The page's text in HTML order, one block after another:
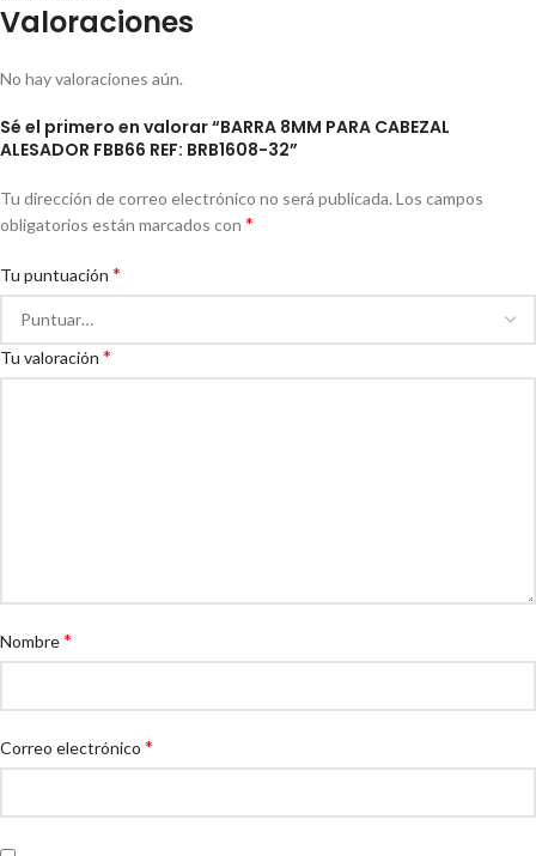
Valoraciones
No hay valoraciones aún.
Sé el primero en valorar “BARRA 8MM PARA CABEZAL
ALESADOR FBB66 REF: BRB1608-32”
Tu dirección de correo electrónico no será publicada. Los campos
obligatorios están marcados con *
Tu puntuación *
Tu valoración *
Nombre*
Correo electrónico *